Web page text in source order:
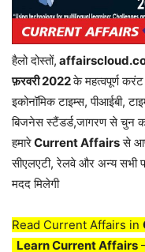
हैलो दोस्तों,
फ़रवरी 2022के महत्वपूर्ण
इकोनॉमिक टाइम्स, पीआईबी,
बिजनेस स्टैंडर्ड,जागरण से
हमारेCurrent Affairsसे
सीएलएटी, रेलवे और अन्य सभी
मदद मिलेगी
Read Current Affairs in
Learn Current Affairs